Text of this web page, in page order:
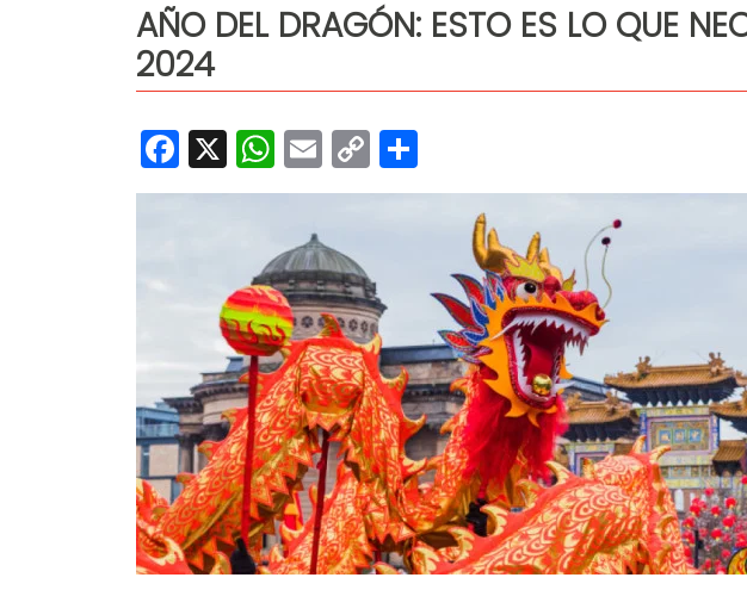
AÑO DEL DRAGÓN: ESTO ES LO QUE
2024
Facebook
X WhatsApp
Email
Copy
Link